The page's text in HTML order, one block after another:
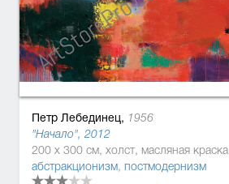
Петр Лебединец, 1956
"Начало", 2012
200 x 300 см, холст, масляная краска
абстракционизм, постмодернизм